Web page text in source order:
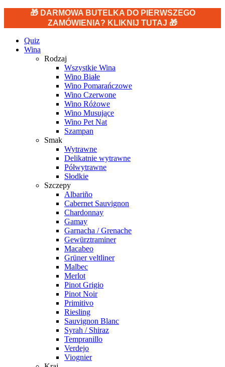
🎁 DARMOWA BUTELKA DO PIERWSZEGO
ZAMÓWIENIA? KLIKNIJ TUTAJ 🎁
Quiz
Wina
Rodzaj
Wszystkie Wina
Wino Białe
Wino Pomarańczowe
Wino Czerwone
Wino Różowe
Wino Musujące
Wino Pet Nat
Szampan
Smak
Wytrawne
Delikatnie wytrawne
Półwytrawne
Słodkie
Szczepy
Albariño
Cabernet Sauvignon
Chardonnay
Gamay
Garnacha / Grenache
Gewürztraminer
Macabeo
Grüner veltliner
Malbec
Merlot
Pinot Grigio
Pinot Noir
Primitivo
Riesling
Sauvignon Blanc
Syrah / Shiraz
Tempranillo
Verdejo
Viognier